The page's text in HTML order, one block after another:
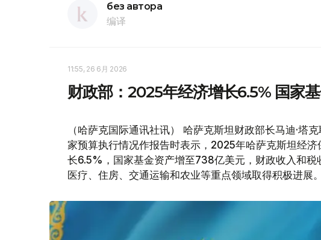
без автора
编译
11:55, 26 6月 2026
财政部：2025年经济增长6.5% 国家
（哈萨克国际通讯社讯） 哈萨克斯坦财政部长马迪·塔
家预算执行情况作报告时表示，2025年哈萨克斯坦经
长6.5%，国家基金资产增至738亿美元，财政收入和税
医疗、住房、交通运输和农业等重点领域取得积极进展。